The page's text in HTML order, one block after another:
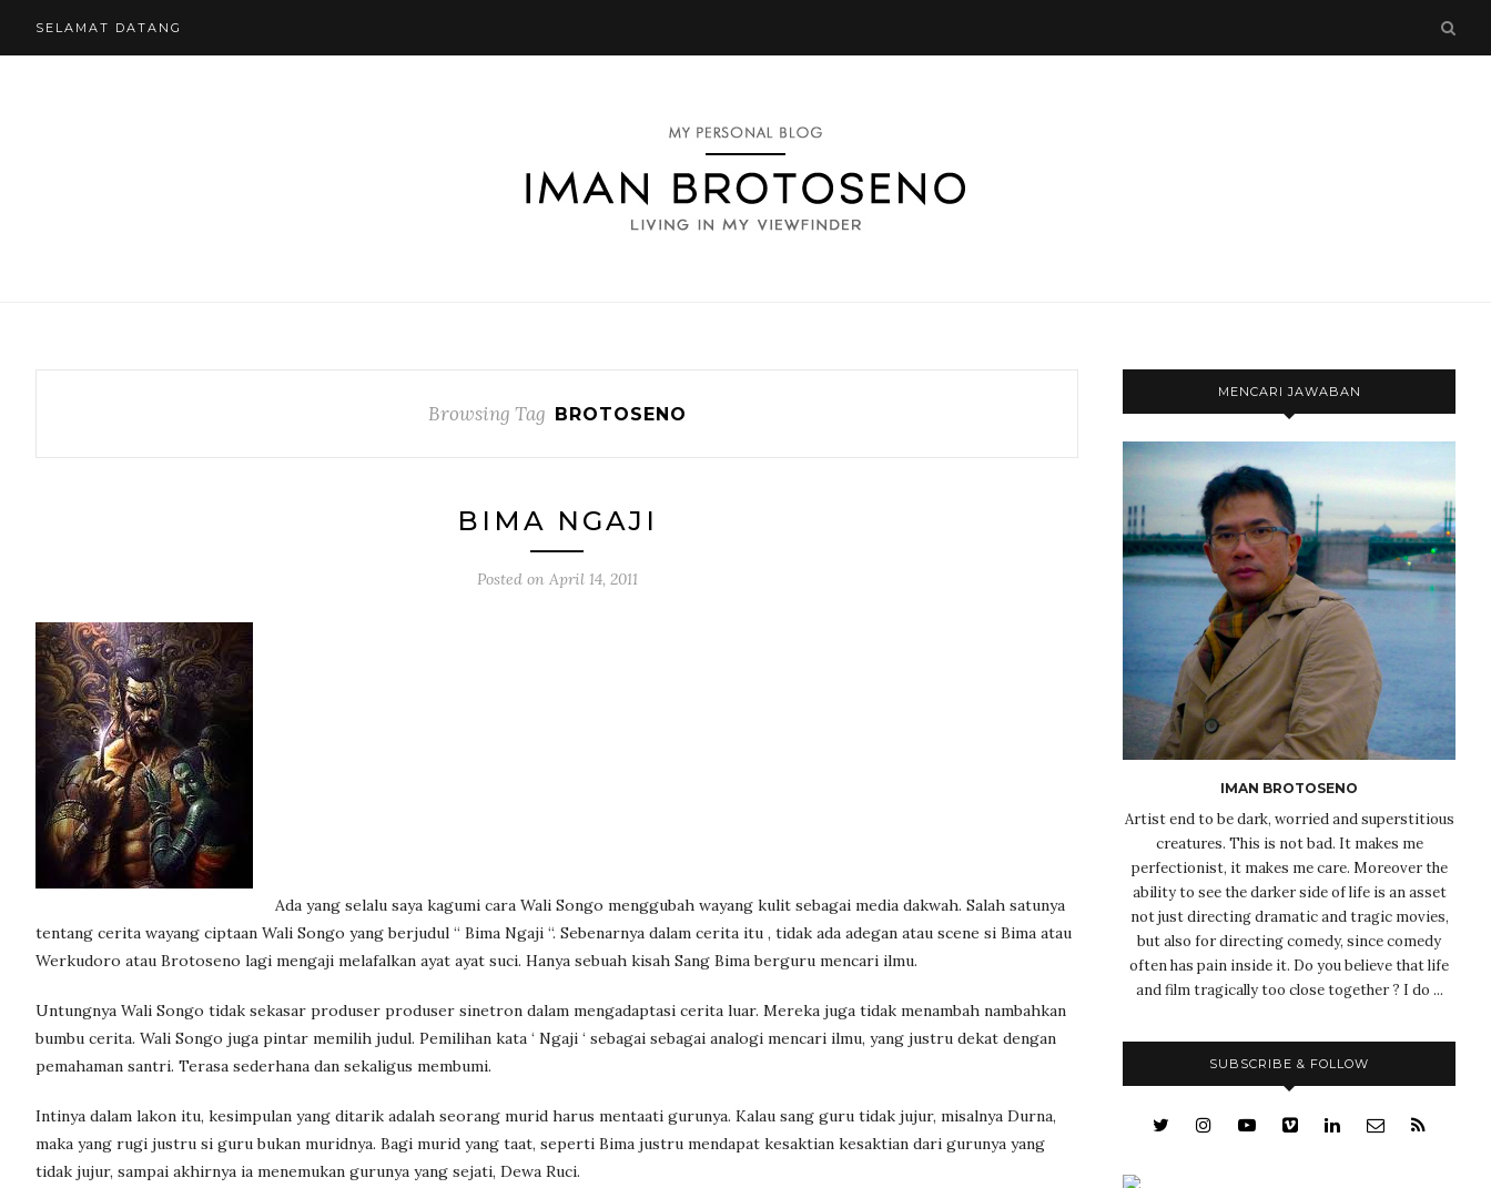
SELAMAT DATANG
Browsing Tag BROTOSENO
BIMA NGAJI
Posted on April 14, 2011
Ada yang selalu saya kagumi cara Wali Songo menggubah wayang kulit sebagai media dakwah. Salah satunya
tentang cerita wayang ciptaan Wali Songo yang berjudul “ Bima Ngaji “. Sebenarnya dalam cerita itu , tidak ada adegan atau scene si Bima atau
Werkudoro atau Brotoseno lagi mengaji melafalkan ayat ayat suci. Hanya sebuah kisah Sang Bima berguru mencari ilmu.
Untungnya Wali Songo tidak sekasar produser produser sinetron dalam mengadaptasi cerita luar. Mereka juga tidak menambah nambahkan
bumbu cerita. Wali Songo juga pintar memilih judul. Pemilihan kata ‘ Ngaji ‘ sebagai sebagai analogi mencari ilmu, yang justru dekat dengan
pemahaman santri. Terasa sederhana dan sekaligus membumi.
Intinya dalam lakon itu, kesimpulan yang ditarik adalah seorang murid harus mentaati gurunya. Kalau sang guru tidak jujur, misalnya Durna,
maka yang rugi justru si guru bukan muridnya. Bagi murid yang taat, seperti Bima justru mendapat kesaktian kesaktian dari gurunya yang
tidak jujur, sampai akhirnya ia menemukan gurunya yang sejati, Dewa Ruci.
MENCARI JAWABAN
IMAN BROTOSENO
Artist end to be dark, worried and superstitious
creatures. This is not bad. It makes me
perfectionist, it makes me care. Moreover the
ability to see the darker side of life is an asset
not just directing dramatic and tragic movies,
but also for directing comedy, since comedy
often has pain inside it. Do you believe that life
and film tragically too close together ? I do ...
SUBSCRIBE & FOLLOW